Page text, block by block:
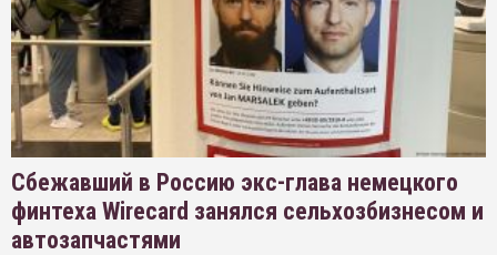
Сбежавший в Россию экс-глава немецкого
финтеха Wirecard занялся сельхозбизнесом и
автозапчастями